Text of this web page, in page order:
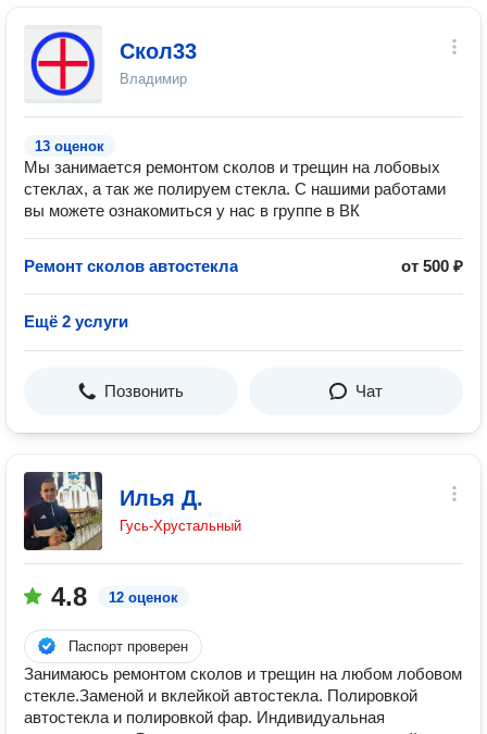
Скол33
Владимир
13 оценок
Мы занимается ремонтом сколов и трещин на лобовых
стеклах, а так же полируем стекла. С нашими работами
вы можете ознакомиться у нас в группе в ВК
Ремонт сколов автостекла от 500 ₽
Ещё 2 услуги
Позвонить Чат
Илья Д.
Гусь-Хрустальный
4.8 12 оценок
Паспорт проверен
Занимаюсь ремонтом сколов и трещин на любом лобовом
стекле.Заменой и вклейкой автостекла. Полировкой
автостекла и полировкой фар. Индивидуальная